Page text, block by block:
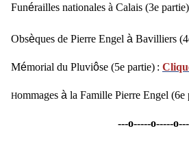
Funérailles nationales à Calais (3e
Obsèques de Pierre Engel à Bavilliers
Mémorial du Pluviôse (5e partie) :
Hommages à la Famille Pierre Engel (6e
---o-----o-----o---